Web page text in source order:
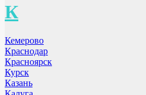
К
Кемерово
Краснодар
Красноярск
Курск
Казань